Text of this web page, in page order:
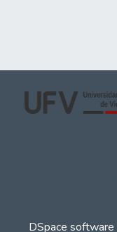
DSpace software